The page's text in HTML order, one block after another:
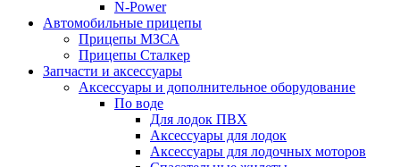
N-Power
Автомобильные прицепы
Прицепы МЗСА
Прицепы Сталкер
Запчасти и аксессуары
Аксессуары и дополнительное оборудование
По воде
Для лодок ПВХ
Аксессуары для лодок
Аксессуары для лодочных моторов